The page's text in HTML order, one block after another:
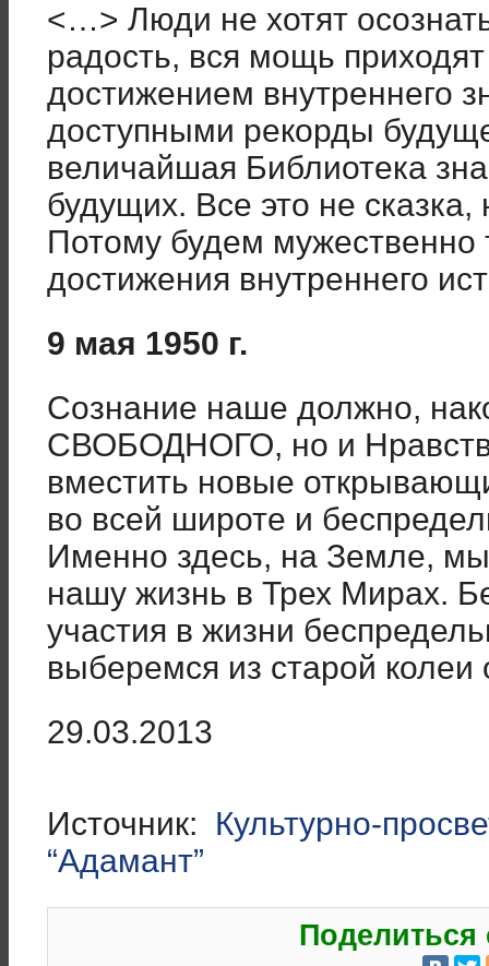
<…> Люди не хотят
радость, вся мощь
достижением внутреннего
доступными рекорды
величайшая Библиотека
будущих. Все это не
Потому будем мужественно
достижения внутреннего
9 мая 1950 г.
Сознание наше должно,
СВОБОДНОГО, но и
вместить новые
во всей широте и
Именно здесь, на Земле,
нашу жизнь в Трех Мирах.
участия в жизни
выберемся из старой
29.03.2013
Источник: Культурно-
“Адамант”
Поделиться